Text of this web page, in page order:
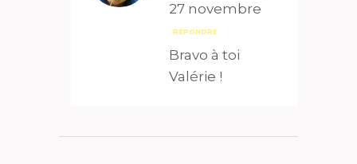
27 novembre
RÉPONDRE
Bravo à toi
Valérie !